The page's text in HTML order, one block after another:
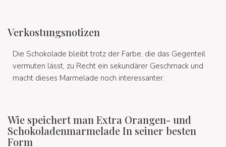
Verkostungsnotizen
Die Schokolade bleibt trotz der Farbe, die das Gegenteil
vermuten lässt, zu Recht ein sekundärer Geschmack und
macht dieses Marmelade noch interessanter.
Wie speichert man Extra Orangen- und
Schokoladenmarmelade In seiner besten
Form